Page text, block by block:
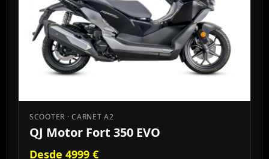
SCOOTER · CARNET A2
QJ Motor Fort 350 EVO
Desde 4999 €